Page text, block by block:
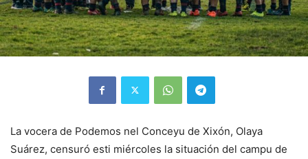
La vocera de Podemos nel Conceyu de Xixón, Olaya
Suárez, censuró esti miércoles la situación del campu de